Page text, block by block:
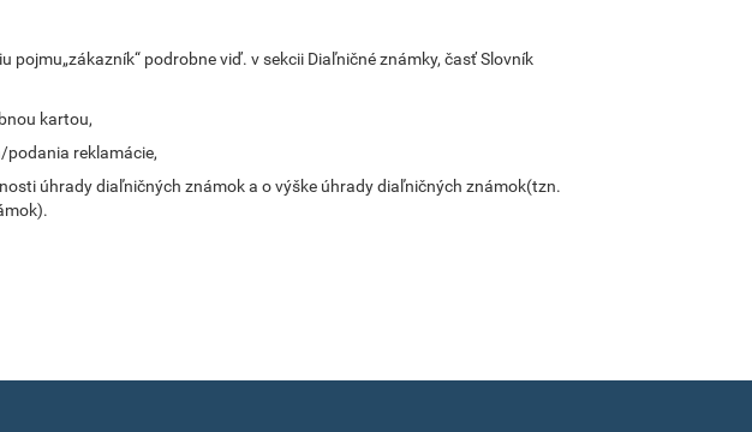
podrobne viď. v sekcii Diaľničné známky, časť Slovník
kartou,
reklamácie,
úhrady diaľničných známok a o výške úhrady diaľničných známok(tzn.